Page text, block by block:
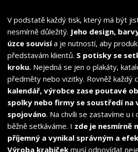
V podstatě každý tisk, který má být
nesmírně důležitý. Jeho design,
úzce souvisía je nutností, aby
představám klientů. S potisky se
kroku. Nejedná se jen o plakáty,
předměty nebo vizitky. Rovněž každý
kalendář, výrobce zase poutavé
spolky nebo firmy se soustředí na
spojováno. Na chvíli se zastavíme u
běžně setkáváme. I zde je nesmírně
příjemný a vynikal správným a
Výroba krabiček musí odpovídat